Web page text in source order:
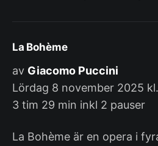
La Bohème
av Giacomo Puccini
Lördag 8 november 2025
3 tim 29 min inkl 2 pauser
La Bohème är en opera i